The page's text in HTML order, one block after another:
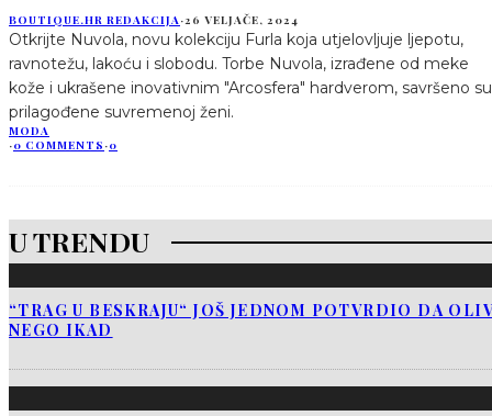
BOUTIQUE.HR REDAKCIJA·26 VELJAČE, 2024
Otkrijte Nuvola, novu kolekciju Furla koja utjelovljuje ljepotu,
ravnotežu, lakoću i slobodu. Torbe Nuvola, izrađene od meke
kože i ukrašene inovativnim "Arcosfera" hardverom, savršeno su
prilagođene suvremenoj ženi.
MODA
·0 COMMENTS ·0
U TRENDU
“TRAG U BESKRAJU“ JOŠ JEDNOM POTVRDIO DA
NEGO IKAD